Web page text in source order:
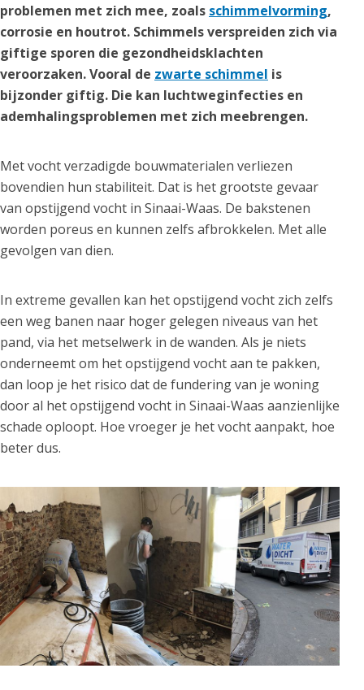
problemen met zich mee, zoals schimmelvorming,
corrosie en houtrot. Schimmels verspreiden zich via
giftige sporen die gezondheidsklachten
veroorzaken. Vooral de zwarte schimmel is
bijzonder giftig. Die kan luchtweginfecties en
ademhalingsproblemen met zich meebrengen.
Met vocht verzadigde bouwmaterialen verliezen
bovendien hun stabiliteit. Dat is het grootste gevaar
van opstijgend vocht in Sinaai-Waas. De bakstenen
worden poreus en kunnen zelfs afbrokkelen. Met alle
gevolgen van dien.
In extreme gevallen kan het opstijgend vocht zich zelfs
een weg banen naar hoger gelegen niveaus van het
pand, via het metselwerk in de wanden. Als je niets
onderneemt om het opstijgend vocht aan te pakken,
dan loop je het risico dat de fundering van je woning
door al het opstijgend vocht in Sinaai-Waas aanzienlijke
schade oploopt. Hoe vroeger je het vocht aanpakt, hoe
beter dus.